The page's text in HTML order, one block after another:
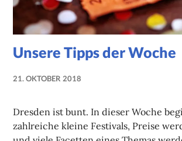
Unsere Tipps der Woche
21. OKTOBER 2018
Dresden ist bunt. In dieser Woche
zahlreiche kleine Festivals, Preise